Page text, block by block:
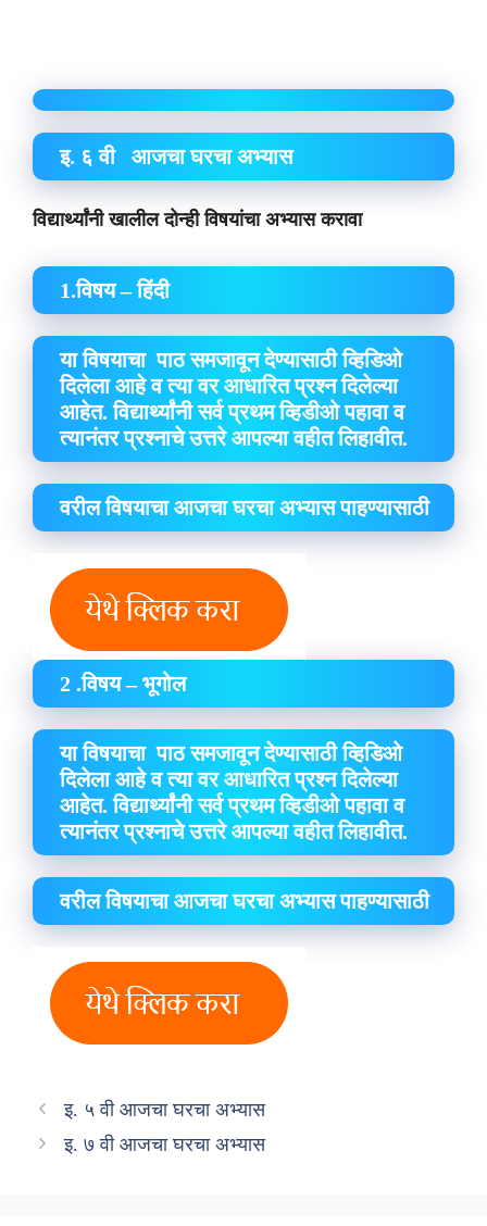
इ. ६ वी आजचा घरचा अभ्यास
विद्यार्थ्यांनी खालील दोन्ही विषयांचा अभ्यास करावा
1.विषय – हिंदी
या विषयाचा पाठ समजावून देण्यासाठी व्हिडिओ
दिलेला आहे व त्या वर आधारित प्रश्न दिलेल्या
आहेत. विद्यार्थ्यांनी सर्व प्रथम व्हिडीओ पहावा व
त्यानंतर प्रश्नाचे उत्तरे आपल्या वहीत लिहावीत.
वरील विषयाचा आजचा घरचा अभ्यास पाहण्यासाठी
2 .विषय – भूगोल
या विषयाचा पाठ समजावून देण्यासाठी व्हिडिओ
दिलेला आहे व त्या वर आधारित प्रश्न दिलेल्या
आहेत. विद्यार्थ्यांनी सर्व प्रथम व्हिडीओ पहावा व
त्यानंतर प्रश्नाचे उत्तरे आपल्या वहीत लिहावीत.
वरील विषयाचा आजचा घरचा अभ्यास पाहण्यासाठी
इ. ५ वी आजचा घरचा अभ्यास
इ. ७ वी आजचा घरचा अभ्यास